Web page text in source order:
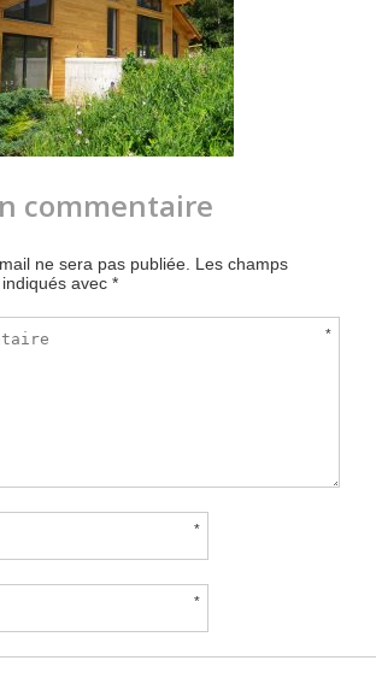
commentaire
ne sera pas publiée. Les champs
avec *
*
*
*